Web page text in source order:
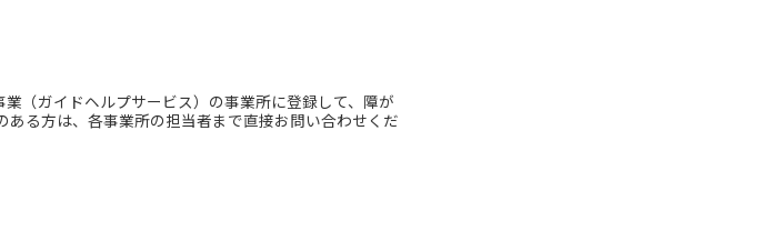
（ガイドヘルプサービス）の事業所に登録して、障が
る方は、各事業所の担当者まで直接お問い合わせくだ